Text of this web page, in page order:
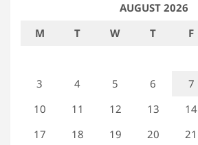
AUGUST 2026
M
T W T F
3
4 5 6 7
10
11 12 13 14
17
18 19 20 21